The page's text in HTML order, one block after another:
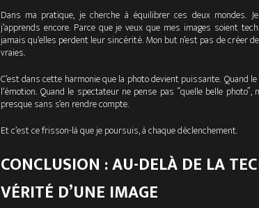
Dans ma pratique, je cherche à équilibrer ces deux mondes.
j’apprends encore. Parce que je veux que mes images soient
jamais qu’elles perdent leur sincérité. Mon but n’est pas de créer
vraies.
C’est dans cette harmonie que la photo devient puissante. Quand
l’émotion. Quand le spectateur ne pense pas “quelle belle
presque sans s’en rendre compte.
Et c’est ce frisson-là que je poursuis, à chaque déclenchement.
CONCLUSION : AU-DELÀ DE LA
VÉRITÉ D’UNE IMAGE